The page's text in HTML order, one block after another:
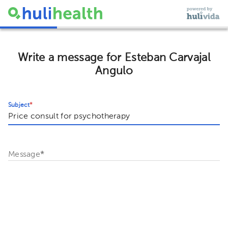
Write a message for Esteban Carvajal
Angulo
Subject*
Message*